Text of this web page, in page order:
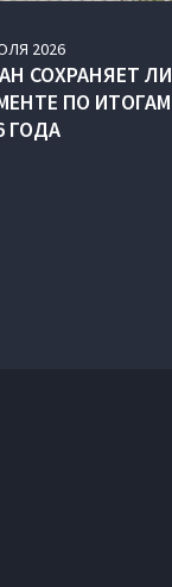
2026
СОХРАНЯЕТ
ПО
ГОДА